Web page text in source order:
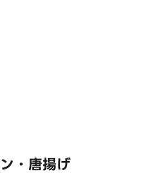
・唐揚げ